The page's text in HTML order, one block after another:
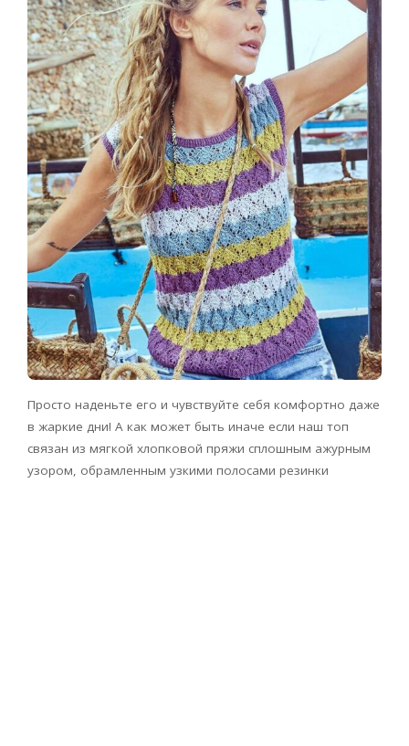
Просто наденьте его и чувствуйте себя комфортно даже
в жаркие дни! А как может быть иначе если наш топ
связан из мягкой хлопковой пряжи сплошным ажурным
узором, обрамленным узкими полосами резинки